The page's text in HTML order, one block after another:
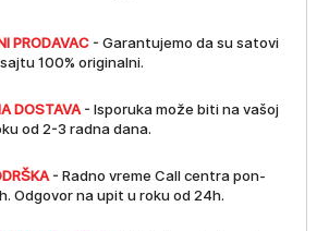
PRODAVAC - Garantujemo da su satovi
100% originalni.
DOSTAVA - Isporuka može biti na vašoj
od 2-3 radna dana.
- Radno vreme Call centra pon-
Odgovor na upit u roku od 24h.